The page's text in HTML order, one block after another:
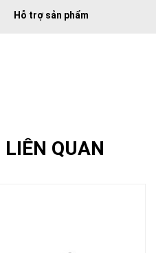
Hỗ trợ sản phẩm
QUAN